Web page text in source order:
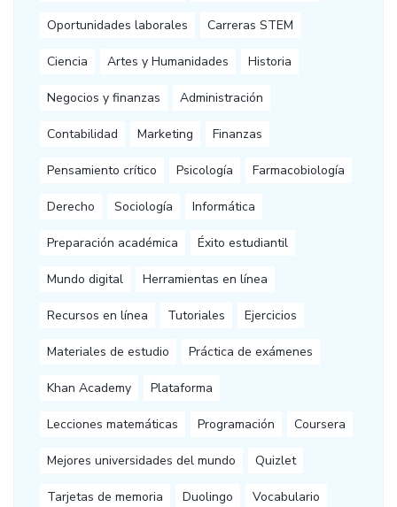
Oportunidades laborales Carreras STEM
Ciencia Artes y Humanidades Historia
Negocios y finanzas Administración
Contabilidad Marketing Finanzas
Pensamiento crítico Psicología Farmacobiología
Derecho Sociología Informática
Preparación académica Éxito estudiantil
Mundo digital Herramientas en línea
Recursos en línea Tutoriales Ejercicios
Materiales de estudio Práctica de exámenes
Khan Academy Plataforma
Lecciones matemáticas Programación Coursera
Mejores universidades del mundo Quizlet
Tarjetas de memoria Duolingo Vocabulario